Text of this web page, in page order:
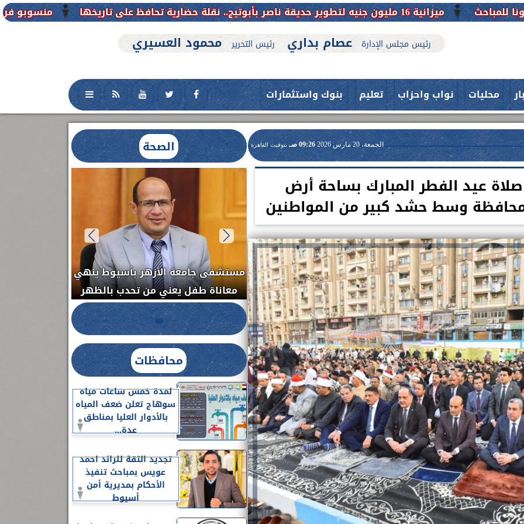
منسوبو فرع جامعة الأزهر للوجه
رئيس مجلس الإدارة عصام بداري رئيس التحرير محمود العسيري
محليات نواب واحزاب تعليم بنوك واستثمارات
الجمعة، 20 مارس 2026 09:26 صـ بتوقيت القاهرة
عيد الفطر المبارك بساحة أرض
وسط حشد كبير من المواطنين
الصحة
العلاج الحر بمنفلوط بالتعاون مع هيئة
الدواء المصرية يشن حملة رقابية مكبرة
لضبط المنشآت الطبية المخالفة.....
حدث بمستشفيات جامعة اسيوط....
فريق طبي بقسم الأنف والأذن
والحنجرة ينجح في استئصال ورم خبيث
من...
اعلن الدكتور طارق على ، القائم بأعمال
رئيس جامعة بني سويف نجاحاً طبياً
جديد بمستشفيات الجامعة...
محافظات
لمدة خمس ساعات مياه
سوهاج تعلن ضعف المياه
بالأدوار العليا بمناطق
عدة...
تجديد الثقة للرائد احمد
عويس بمباحث تنفيذ
الأحكام بمديرية أمن
أسيوط